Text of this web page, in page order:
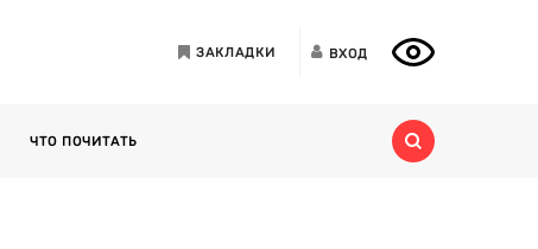
ЗАКЛАДКИ ВХОД
ЧТО ПОЧИТАТЬ